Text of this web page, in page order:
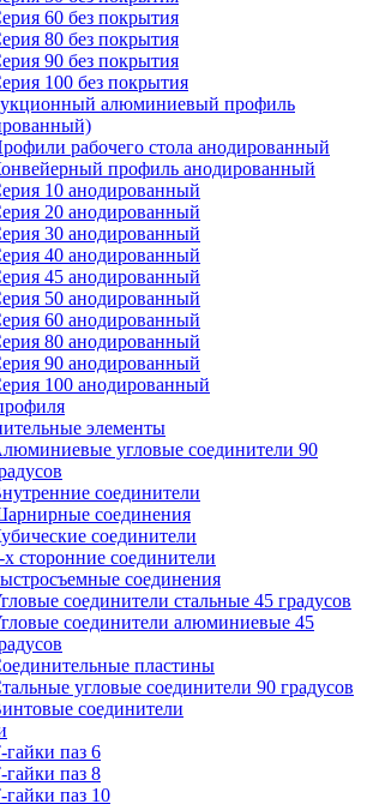
60 без покрытия
80 без покрытия
90 без покрытия
100 без покрытия
алюминиевый профиль
рабочего стола анодированный
профиль анодированный
10 анодированный
20 анодированный
30 анодированный
40 анодированный
45 анодированный
50 анодированный
60 анодированный
80 анодированный
90 анодированный
100 анодированный
элементы
угловые соединители 90
соединители
соединения
соединители
х сторонние соединители
соединения
соединители стальные 45 градусов
соединители алюминиевые 45
пластины
угловые соединители 90 градусов
соединители
гайки паз 6
гайки паз 8
гайки паз 10